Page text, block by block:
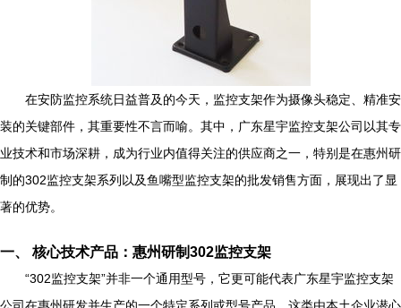
在安防监控系统日益普及的今天，监控支架作为摄像头稳定、精准安
装的关键部件，其重要性不言而喻。其中，广东星宇监控支架公司以其专
业技术和市场深耕，成为行业内值得关注的供应商之一，特别是在惠州研
制的302监控支架系列以及鱼嘴型监控支架的批发销售方面，展现出了显
著的优势。
一、 核心技术产品：惠州研制302监控支架
“302监控支架”并非一个通用型号，它更可能代表广东星宇监控支架